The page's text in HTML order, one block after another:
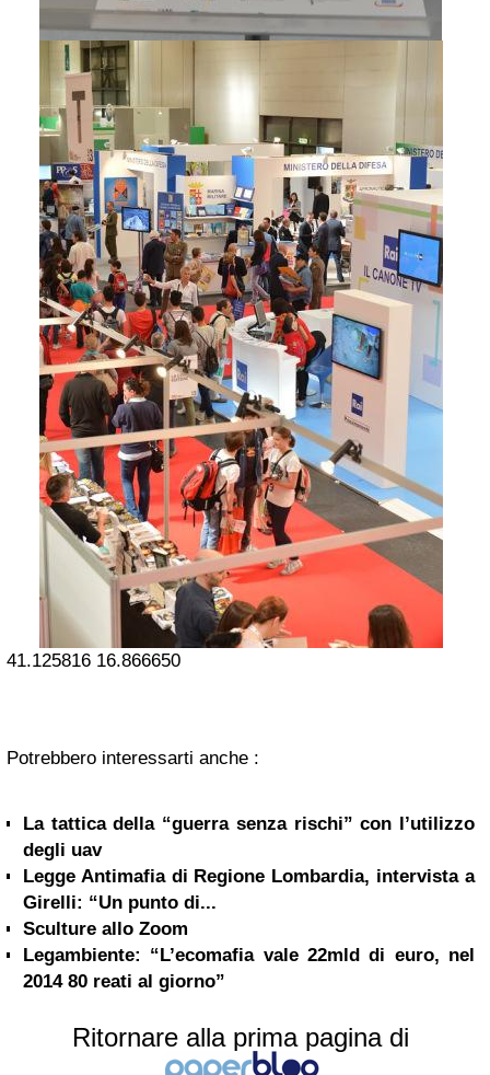
41.125816 16.866650
Potrebbero interessarti anche :
La tattica della “guerra senza rischi” con l’utilizzo
degli uav
Legge Antimafia di Regione Lombardia, intervista a
Girelli: “Un punto di...
Sculture allo Zoom
Legambiente: “L’ecomafia vale 22mld di euro, nel
2014 80 reati al giorno”
Ritornare alla prima pagina di